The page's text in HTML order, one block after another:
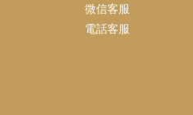
微信客服
電話客服